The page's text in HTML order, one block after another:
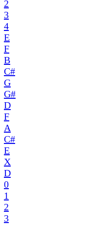
2
3
4
E
F
B
C#
G
G#
D
F
A
C#
E
X
D
0
1
2
3